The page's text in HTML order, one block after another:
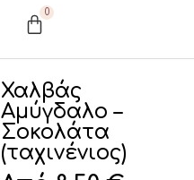
0
Χαλβάς
Αμύγδαλο –
Σοκολάτα
(ταχινένιος)